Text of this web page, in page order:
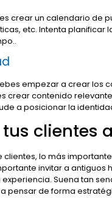
crear un calendario de
etc. Intenta
empezar a crear los
crear contenido
a posicionar la
clientes
lo más
invitar a
Suena tan
pensar de forma